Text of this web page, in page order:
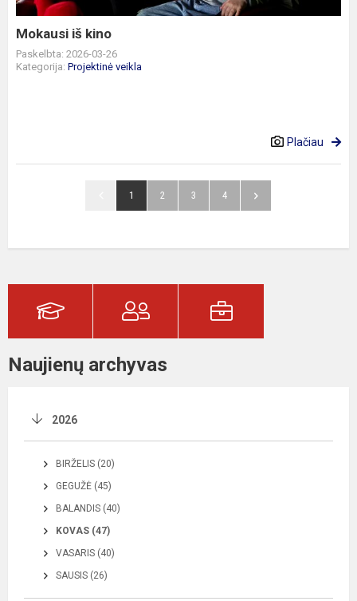
Mokausi iš kino
Paskelbta: 2026-03-26
Kategorija: Projektinė veikla
Plačiau
1 2 3 4
Naujienų archyvas
2026
BIRŽELIS (20)
GEGUŽĖ (45)
BALANDIS (40)
KOVAS (47)
VASARIS (40)
SAUSIS (26)